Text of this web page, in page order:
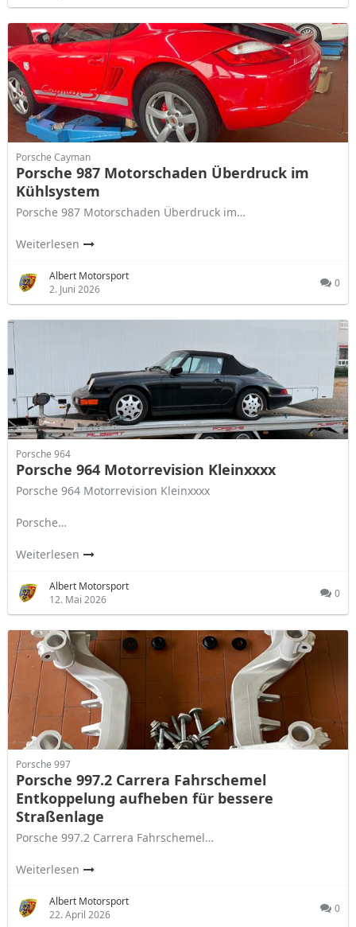
Porsche Cayman
Porsche 987 Motorschaden Überdruck im
Kühlsystem
Porsche 987 Motorschaden Überdruck im…
Weiterlesen
Albert Motorsport
2. Juni 2026
0
Porsche 964
Porsche 964 Motorrevision Kleinxxxx
Porsche 964 Motorrevision Kleinxxxx
Porsche…
Weiterlesen
Albert Motorsport
12. Mai 2026
0
Porsche 997
Porsche 997.2 Carrera Fahrschemel
Entkoppelung aufheben für bessere
Straßenlage
Porsche 997.2 Carrera Fahrschemel…
Weiterlesen
Albert Motorsport
22. April 2026
0